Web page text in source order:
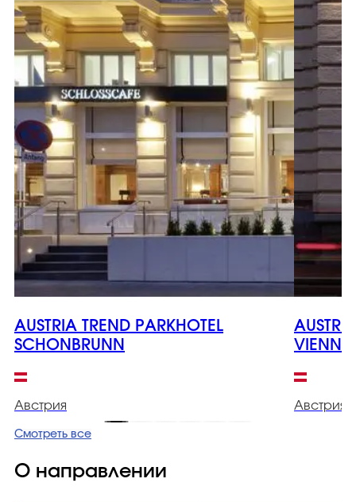
AUSTRIA TREND PARKHOTEL
SCHONBRUNN
Австрия
VIENNA
Австрия
Смотреть все
О направлении